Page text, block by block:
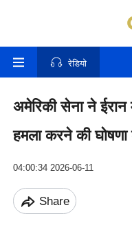
रेडियो
अमेरिकी सेना ने
हमला करने की घोषणा
04:00:34 2026-06-11
Share